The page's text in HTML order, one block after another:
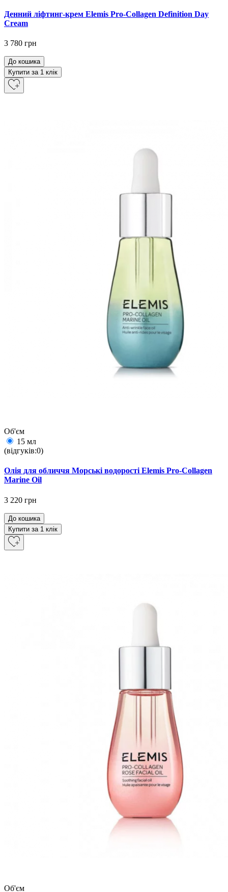
Денний ліфтинг-крем Elemis Pro-Collagen Definition Day
Cream
3 780 грн
До кошика
Купити за 1 клiк
Об'єм
15 мл
(відгуків:0)
Олія для обличчя Морські водорості Elemis Pro-Collagen
Marine Oil
3 220 грн
До кошика
Купити за 1 клiк
Об'єм